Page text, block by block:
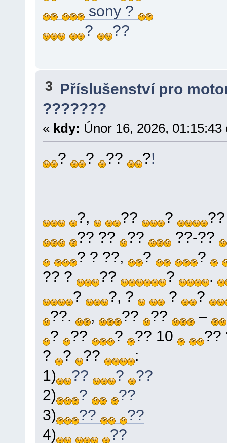
sony ?
?
??
3 Příslušenství pro
???????
« kdy: Únor 16, 2026, 01:15:43
? ? ?? ?!
?, ?? ?
?? ??
??
??-??
? ? ??,
?
?
?? ?
?? ?
.
?
?, ? ?
?
??.
, ?? ??
–
?
?? ? ?? 10
?
? ??
:
1)
?? ?
??
2)
?
??
3)
??
??
4)
??